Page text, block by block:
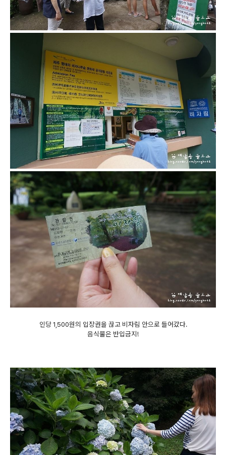
인당 1,500원의 입장권을 끊고 비자림 안으로 들어갔다.
음식물은 반입금지!